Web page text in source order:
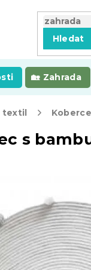
Hledat
Zahrada
textil Koberce
s